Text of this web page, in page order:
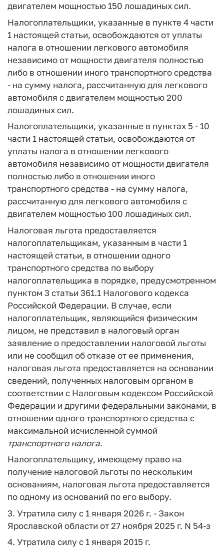
двигателем мощностью 150 лошадиных сил.
Налогоплательщики, указанные в пункте 4 части
1 настоящей статьи, освобождаются от уплаты
налога в отношении легкового автомобиля
независимо от мощности двигателя полностью
либо в отношении иного транспортного средства
- на сумму налога, рассчитанную для легкового
автомобиля с двигателем мощностью 200
лошадиных сил.
Налогоплательщики, указанные в пунктах 5 - 10
части 1 настоящей статьи, освобождаются от
уплаты налога в отношении легкового
автомобиля независимо от мощности двигателя
полностью либо в отношении иного
транспортного средства - на сумму налога,
рассчитанную для легкового автомобиля с
двигателем мощностью 100 лошадиных сил.
Налоговая льгота предоставляется
налогоплательщикам, указанным в части 1
настоящей статьи, в отношении одного
транспортного средства по выбору
налогоплательщика в порядке, предусмотренном
пунктом 3 статьи 361.1 Налогового кодекса
Российской Федерации. В случае, если
налогоплательщик, являющийся физическим
лицом, не представил в налоговый орган
заявление о предоставлении налоговой льготы
или не сообщил об отказе от ее применения,
налоговая льгота предоставляется на основании
сведений, полученных налоговым органом в
соответствии с Налоговым кодексом Российской
Федерации и другими федеральными законами, в
отношении одного транспортного средства с
максимальной исчисленной суммой
транспортного налога.
Налогоплательщику, имеющему право на
получение налоговой льготы по нескольким
основаниям, налоговая льгота предоставляется
по одному из оснований по его выбору.
3. Утратила силу с 1 января 2026 г. - Закон
Ярославской области от 27 ноября 2025 г. N 54-з
4. Утратила силу с 1 января 2015 г.